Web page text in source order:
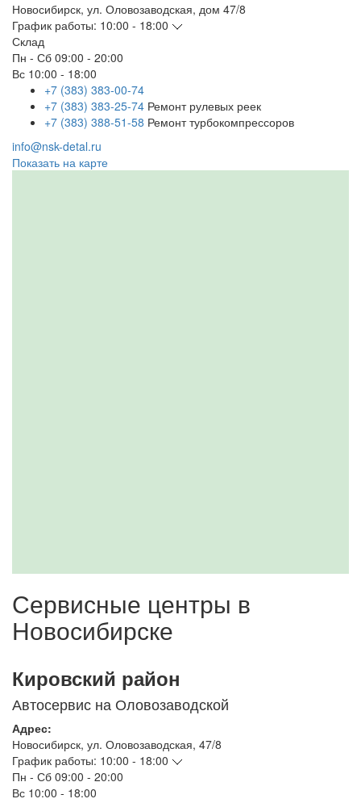
Новосибирск, ул. Оловозаводская, дом 47/8
График работы: 10:00 - 18:00
Склад
Пн - Сб 09:00 - 20:00
Вс 10:00 - 18:00
+7 (383) 383-00-74
+7 (383) 383-25-74 Ремонт рулевых реек
+7 (383) 388-51-58 Ремонт турбокомпрессоров
info@nsk-detal.ru
Показать на карте
Сервисные центры в
Новосибирске
Кировский район
Автосервис на Оловозаводской
Адрес:
Новосибирск, ул. Оловозаводская, 47/8
График работы: 10:00 - 18:00
Пн - Сб 09:00 - 20:00
Вс 10:00 - 18:00